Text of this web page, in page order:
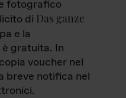
fotografico
di Das ganze
e la
gratuita. In
voucher nel
breve notifica nel